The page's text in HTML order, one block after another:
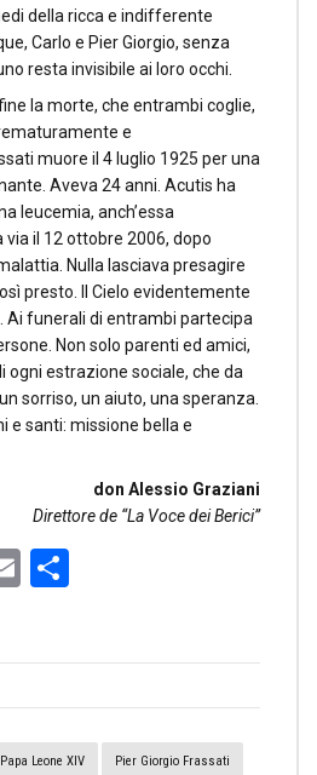
della ricca e indifferente
Carlo e Pier Giorgio, senza
resta invisibile ai loro occhi.
la morte, che entrambi coglie,
e
muore il 4 luglio 1925 per una
Aveva 24 anni. Acutis ha
leucemia, anch’essa
il 12 ottobre 2006, dopo
Nulla lasciava presagire
presto. Il Cielo evidentemente
Ai funerali di entrambi partecipa
Non solo parenti ed amici,
ogni estrazione sociale, che da
sorriso, un aiuto, una speranza.
e santi: missione bella e
don Alessio Graziani
Direttore de “La Voce dei Berici”
Email
Papa Leone XIV Pier Giorgio Frassati